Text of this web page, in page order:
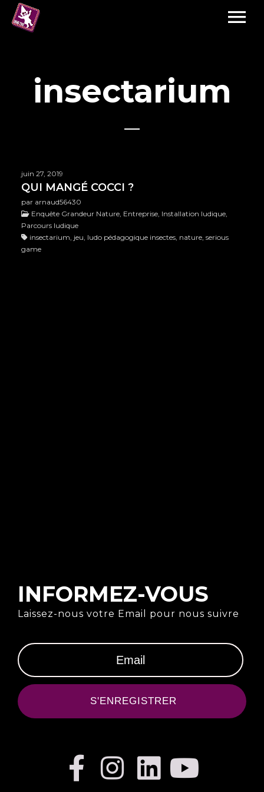
insectarium
juin 27, 2019
QUI MANGÉ COCCI ?
par arnaud56430
Enquête Grandeur Nature, Entreprise, Installation ludique,
Parcours ludique
insectarium, jeu, ludo pédagogique insectes, nature, serious
game
INFORMEZ-VOUS
Laissez-nous votre Email pour nous suivre
S'ENREGISTRER